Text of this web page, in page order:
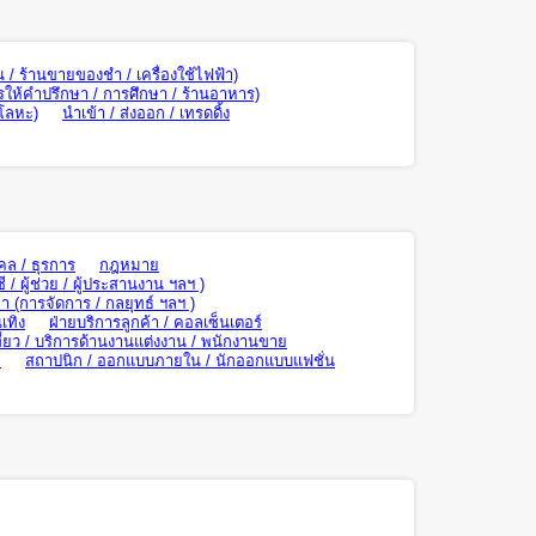
ร้านขายของชำ / เครื่องใช้ไฟฟ้า)
ห้คำปรึกษา / การศึกษา / ร้านอาหาร)
ลหะ)
นำเข้า / ส่งออก / เทรดดิ้ง
ล / ธุรการ
กฎหมาย
/ ผู้ช่วย / ผู้ประสานงาน ฯลฯ )
(การจัดการ / กลยุทธ์ ฯลฯ )
ทิง
ฝ่ายบริการลูกค้า / คอลเซ็นเตอร์
ว / บริการด้านงานแต่งงาน / พนักงานขาย
สถาปนิก / ออกแบบภายใน / นักออกแบบแฟชั่น